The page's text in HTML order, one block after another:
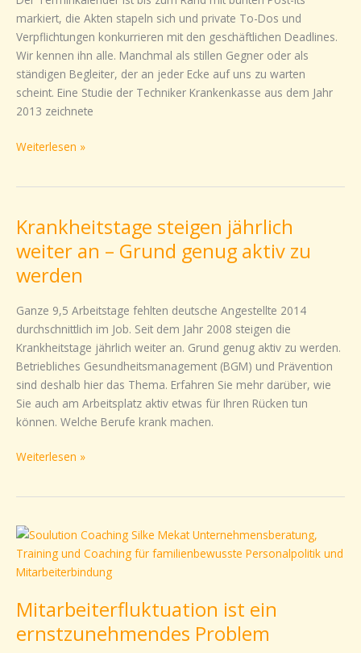
markiert, die Akten stapeln sich und private To-Dos und
Verpflichtungen konkurrieren mit den geschäftlichen Deadlines.
Wir kennen ihn alle. Manchmal als stillen Gegner oder als
ständigen Begleiter, der an jeder Ecke auf uns zu warten
scheint. Eine Studie der Techniker Krankenkasse aus dem Jahr
2013 zeichnete
Tipps
für
Ihren
Alltag
Weiterlesen »
Krankheitstage steigen jährlich
weiter an – Grund genug aktiv zu
werden
Ganze 9,5 Arbeitstage fehlten deutsche Angestellte 2014
durchschnittlich im Job. Seit dem Jahr 2008 steigen die
Krankheitstage jährlich weiter an. Grund genug aktiv zu werden.
Betriebliches Gesundheitsmanagement (BGM) und Prävention
sind deshalb hier das Thema. Erfahren Sie mehr darüber, wie
Sie auch am Arbeitsplatz aktiv etwas für Ihren Rücken tun
können. Welche Berufe krank machen.
Krankheitstage
steigen
jährlich
weiter
–
Grund
genug
aktiv
zu
werden
Weiterlesen »
Mitarbeiterfluktuation ist ein
ernstzunehmendes Problem
Mitarbeiterfluktuation
ist
ein
Problem